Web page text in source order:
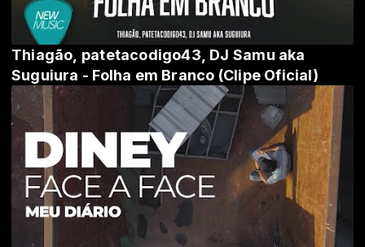
Thiagão, patetacodigo43, DJ Samu aka
Suguiura - Folha em Branco (Clipe Oficial)